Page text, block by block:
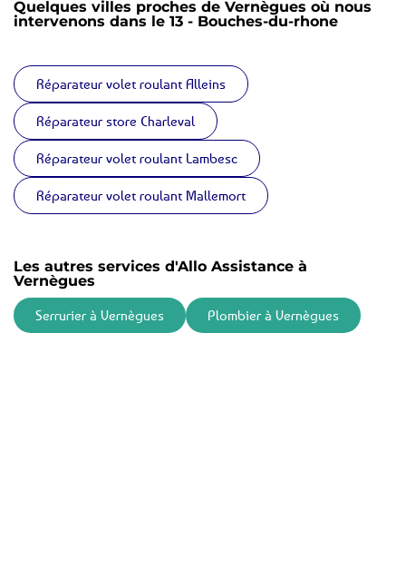
Quelques villes proches de Vernègues où nous
intervenons dans le 13 - Bouches-du-rhone
Réparateur volet roulant Alleins
Réparateur store Charleval
Réparateur volet roulant Lambesc
Réparateur volet roulant Mallemort
Les autres services d'Allo Assistance à
Vernègues
Serrurier à Vernègues Plombier à Vernègues